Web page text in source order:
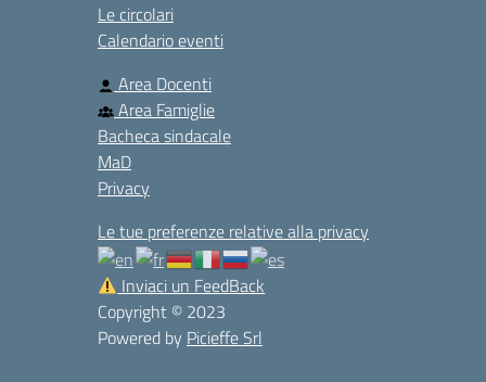
Le circolari
Calendario eventi
Area Docenti
Area Famiglie
Bacheca sindacale
MaD
Privacy
Le tue preferenze relative alla privacy
Inviaci un FeedBack
Copyright © 2023
Powered by Picieffe Srl